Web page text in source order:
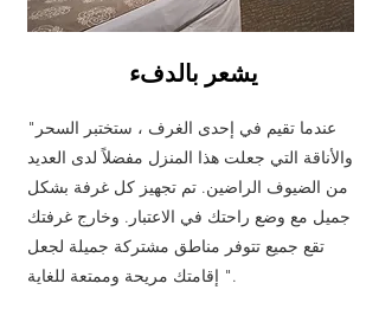
يشعر بالدفء
"عندما تقيم في إحدى الغرف ، ستختبر السحر
والأناقة التي جعلت هذا المنزل مفضلاً لدى العديد
من الضيوف الراضين. تم تجهيز كل غرفة بشكل
جميل مع وضع راحتك في الاعتبار. وخارج غرفتك
تقع جميع تتوفر مناطق مشتركة جميلة لجعل
إقامتك مريحة وممتعة للغاية ".